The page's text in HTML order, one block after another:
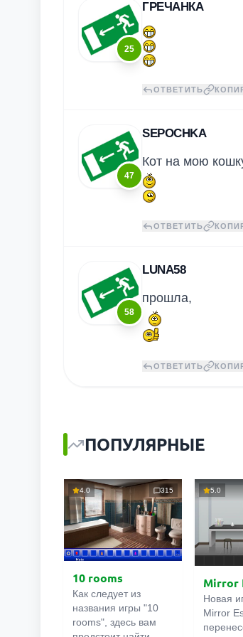
25
ГРЕЧАНКА
ОТВЕТИТЬ
47
SEPOCHKA
Кот на мою
ОТВЕТИТЬ
58
LUNA58
прошла,
ОТВЕТИТЬ
ПОПУЛЯРНЫЕ
4.0 315
10 rooms
Как следует из
названия игры "10
rooms", здесь вам
5.0
Mirror
Новая
Mirror